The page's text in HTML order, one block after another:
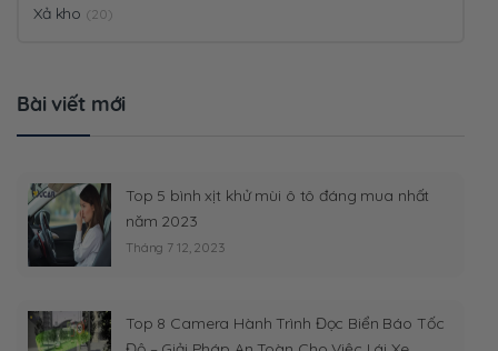
Xả kho (20)
Bài viết mới
Top 5 bình xịt khử mùi ô tô đáng mua nhất
năm 2023
Tháng 7 12, 2023
Top 8 Camera Hành Trình Đọc Biển Báo Tốc